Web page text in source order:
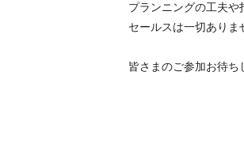
プランニングの工夫や
セールスは一切ありま
皆さまのご参加お待ち